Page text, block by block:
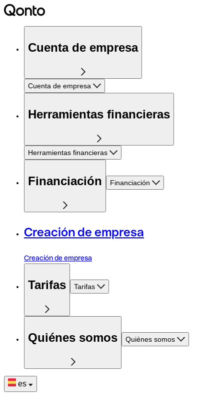
Cuenta de empresa
Cuenta de empresa
Herramientas financieras
Herramientas financieras
Financiación Financiación
Creación de empresa
Creación de empresa
Tarifas Tarifas
Quiénes somos Quiénes somos
es